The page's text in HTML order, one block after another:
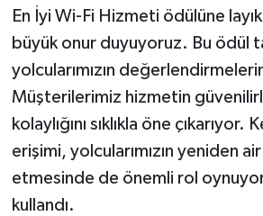
En İyi Wi-Fi Hizmeti ödülüne
büyük onur duyuyoruz. Bu ödül
yolcularımızın
Müşterilerimiz hizmetin
kolaylığını sıklıkla öne
erişimi, yolcularımızın yeniden
etmesinde de önemli rol
kullandı.